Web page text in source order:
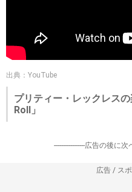
出典：YouTube
プリティー・レックレス
Roll」
-----------------広告の後に
広告 / ス